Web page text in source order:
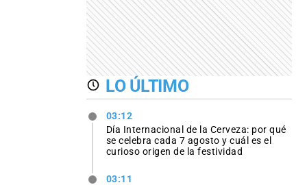
LO ÚLTIMO
03:12
Día Internacional de la Cerveza: por qué
se celebra cada 7 agosto y cuál es el
curioso origen de la festividad
03:11